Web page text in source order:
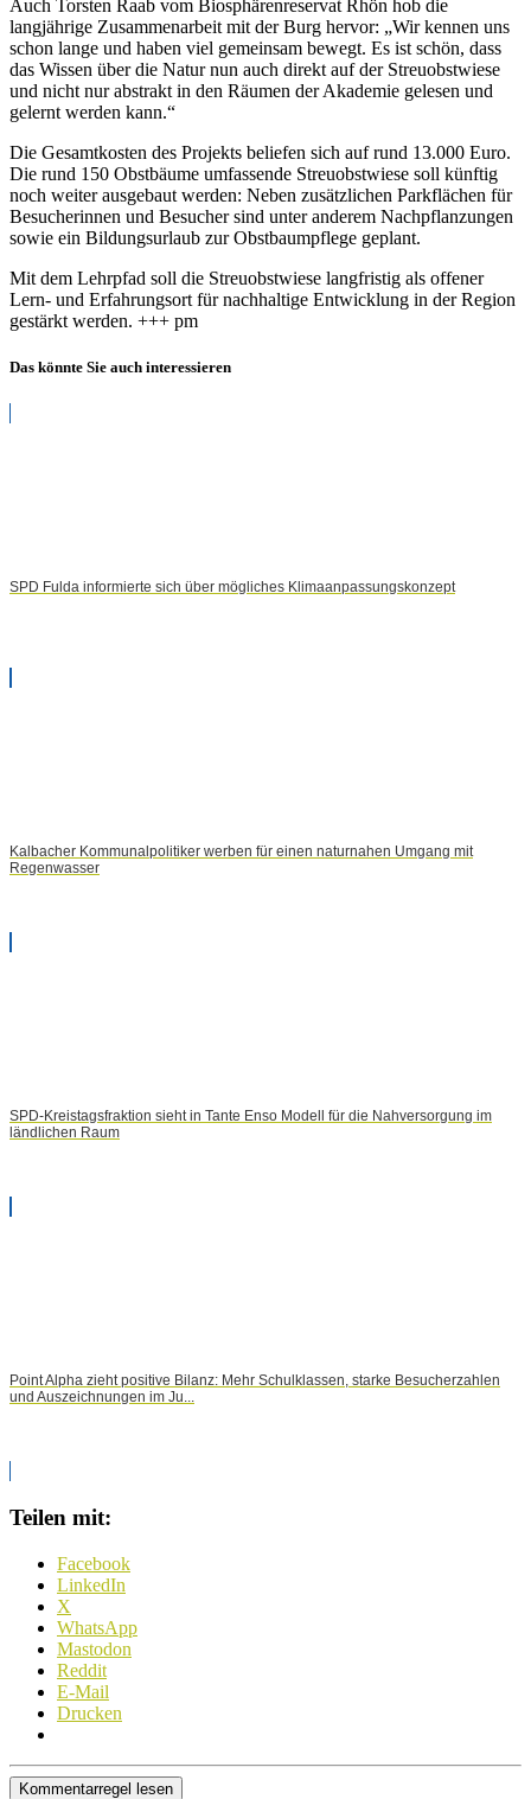
Auch Torsten Raab vom Biosphärenreservat Rhön hob die
langjährige Zusammenarbeit mit der Burg hervor: „Wir kennen uns
schon lange und haben viel gemeinsam bewegt. Es ist schön, dass
das Wissen über die Natur nun auch direkt auf der Streuobstwiese
und nicht nur abstrakt in den Räumen der Akademie gelesen und
gelernt werden kann.“
Die Gesamtkosten des Projekts beliefen sich auf rund 13.000 Euro.
Die rund 150 Obstbäume umfassende Streuobstwiese soll künftig
noch weiter ausgebaut werden: Neben zusätzlichen Parkflächen für
Besucherinnen und Besucher sind unter anderem Nachpflanzungen
sowie ein Bildungsurlaub zur Obstbaumpflege geplant.
Mit dem Lehrpfad soll die Streuobstwiese langfristig als offener
Lern- und Erfahrungsort für nachhaltige Entwicklung in der Region
gestärkt werden. +++ pm
Das könnte Sie auch interessieren
SPD Fulda informierte sich über mögliches Klimaanpassungskonzept
Kalbacher Kommunalpolitiker werben für einen naturnahen Umgang mit
Regenwasser
SPD-Kreistagsfraktion sieht in Tante Enso Modell für die Nahversorgung im
ländlichen Raum
Point Alpha zieht positive Bilanz: Mehr Schulklassen, starke Besucherzahlen
und Auszeichnungen im Ju...
Teilen mit:
Facebook
LinkedIn
X
WhatsApp
Mastodon
Reddit
E-Mail
Drucken
Kommentarregel lesen